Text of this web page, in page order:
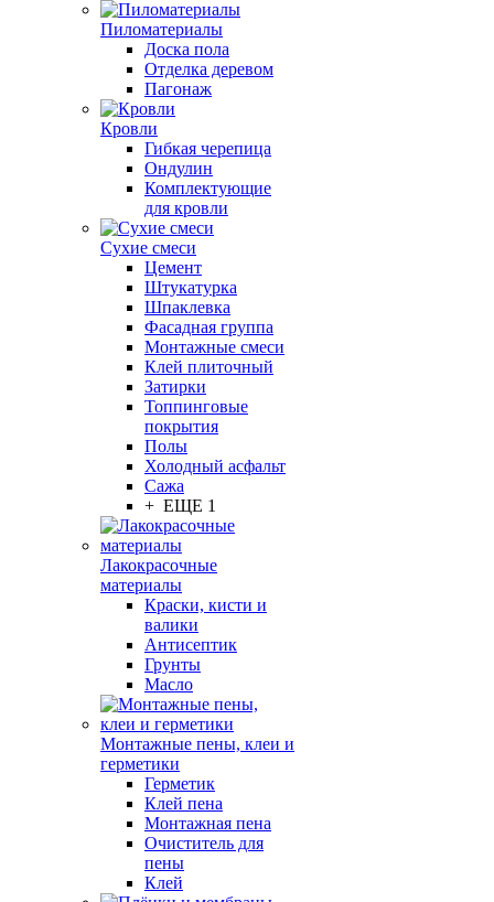
Пиломатериалы
Доска пола
Отделка деревом
Пагонаж
Кровли
Гибкая черепица
Ондулин
Комплектующие
для кровли
Сухие смеси
Цемент
Штукатурка
Шпаклевка
Фасадная группа
Монтажные смеси
Клей плиточный
Затирки
Топпинговые
покрытия
Полы
Холодный асфальт
Сажа
+ ЕЩЕ 1
Лакокрасочные
материалы
Краски, кисти и
валики
Антисептик
Грунты
Масло
Монтажные пены, клеи и
герметики
Герметик
Клей пена
Монтажная пена
Очиститель для
пены
Клей